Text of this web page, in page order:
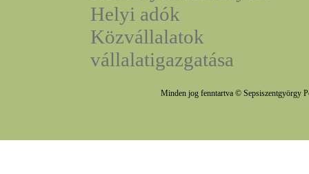
Helyi adók
Közvállalatok
vállalatigazgatása
Minden jog fenntartva © Sepsiszentgyörgy